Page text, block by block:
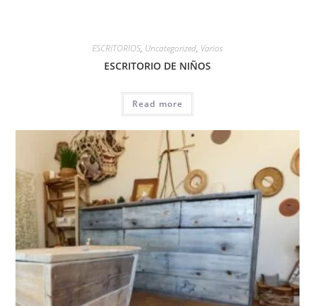
ESCRITORIOS, Uncategorized, Varios
ESCRITORIO DE NIÑOS
Read more